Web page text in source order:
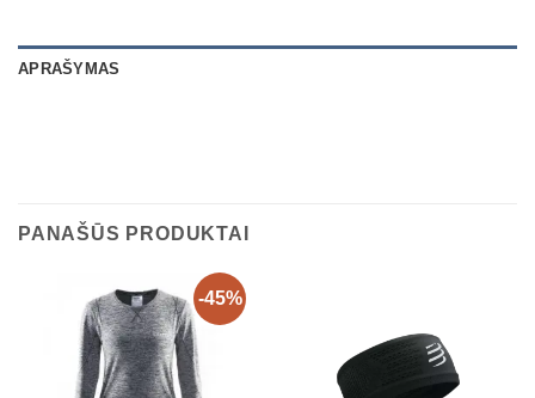
APRAŠYMAS
PANAŠŪS PRODUKTAI
-45%